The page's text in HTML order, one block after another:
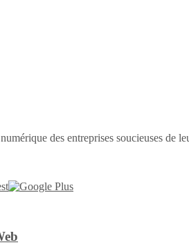
des entreprises soucieuses de